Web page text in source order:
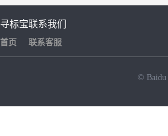
寻标宝
首页
联系我们
联系客服
© Baidu